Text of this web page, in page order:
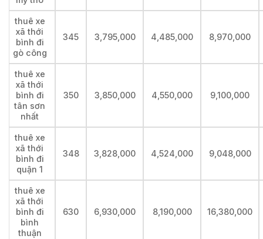
thuê xe
xã thới
bình đi
gò công
345 3,795,000 4,485,000 8,970,000
thuê xe
xã thới
bình đi
tân sơn
nhất
350 3,850,000 4,550,000 9,100,000
thuê xe
xã thới
bình đi
quận 1
348 3,828,000 4,524,000 9,048,000
thuê xe
xã thới
bình đi
bình
thuận
630 6,930,000 8,190,000 16,380,000